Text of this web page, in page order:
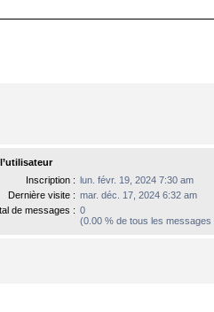
Inscription : lun. févr. 19, 2024 7:30 am
Dernière visite : mar. déc. 17, 2024 6:32 am
de messages : 0
(0.00 % de tous les